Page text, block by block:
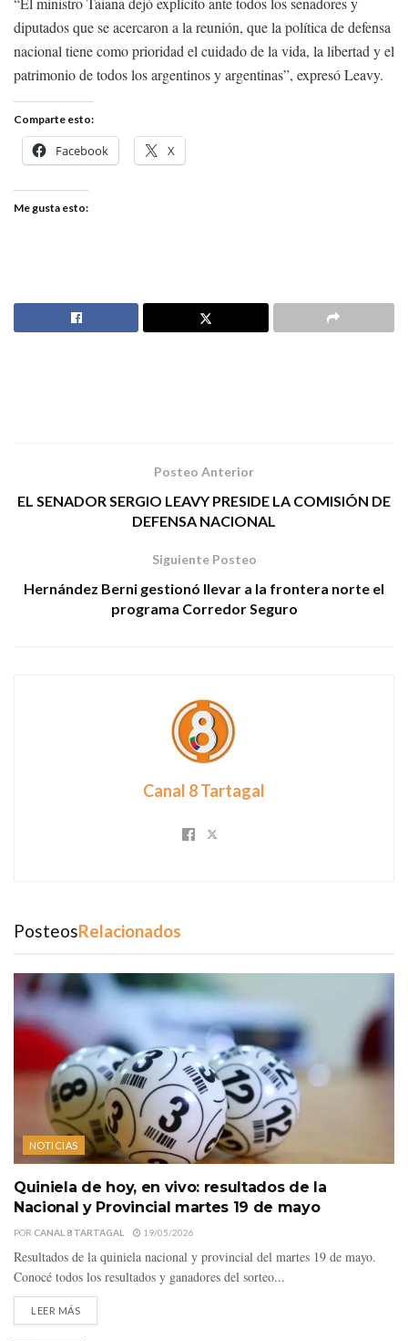
diputados que se acercaron a la reunión, que la política de defensa
nacional tiene como prioridad el cuidado de la vida, la libertad y el
patrimonio de todos los argentinos y argentinas”, expresó Leavy.
Comparte esto:
Facebook X
Me gusta esto:
Posteo Anterior
EL SENADOR SERGIO LEAVY PRESIDE LA COMISIÓN DE
DEFENSA NACIONAL
Siguiente Posteo
Hernández Berni gestionó llevar a la frontera norte el
programa Corredor Seguro
Canal 8 Tartagal
PosteosRelacionados
NOTICIAS
Quiniela de hoy, en vivo: resultados de la
Nacional y Provincial martes 19 de mayo
POR CANAL 8 TARTAGAL 19/05/2026
Resultados de la quiniela nacional y provincial del martes 19 de mayo.
Conocé todos los resultados y ganadores del sorteo...
LEER MÁS